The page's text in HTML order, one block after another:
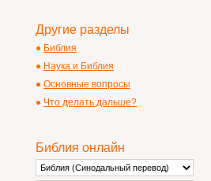
Другие разделы
Библия
Наука и Библия
Основные вопросы
Что делать дальше?
Библия онлайн